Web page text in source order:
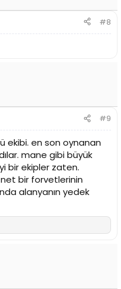
#8
#9
ekibi. en son oynanan
mane gibi büyük
bir ekipler zaten.
net bir forvetlerinin
alanyanın yedek